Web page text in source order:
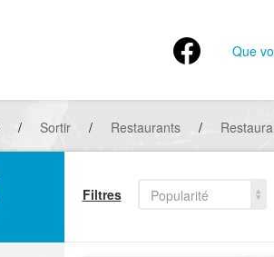
Que
/ Sortir / Restaurants /
Filtres Popularité